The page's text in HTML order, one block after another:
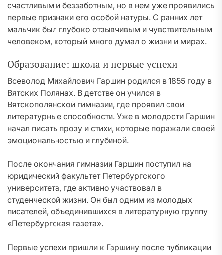
счастливым и беззаботным, но в нем уже проявились
первые признаки его особой натуры. С ранних лет
мальчик был глубоко отзывчивым и чувствительным
человеком, который много думал о жизни и мирах.
Образование: школа и первые успехи
Всеволод Михайлович Гаршин родился в 1855 году в
Вятских Полянах. В детстве он учился в
Вятскополянской гимназии, где проявил свои
литературные способности. Уже в молодости Гаршин
начал писать прозу и стихи, которые поражали своей
эмоциональностью и глубиной.
После окончания гимназии Гаршин поступил на
юридический факультет Петербургского
университета, где активно участвовал в
студенческой жизни. Он был одним из молодых
писателей, объединившихся в литературную группу
«Петербургская газета».
Первые успехи пришли к Гаршину после публикации